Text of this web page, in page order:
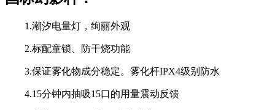
1.潮汐电量灯，绚丽外观
2.标配童锁、防干烧功能
3.保证雾化物成分稳定。雾化杆IPX4级别防水
4.15分钟内抽吸15口的用量震动反馈